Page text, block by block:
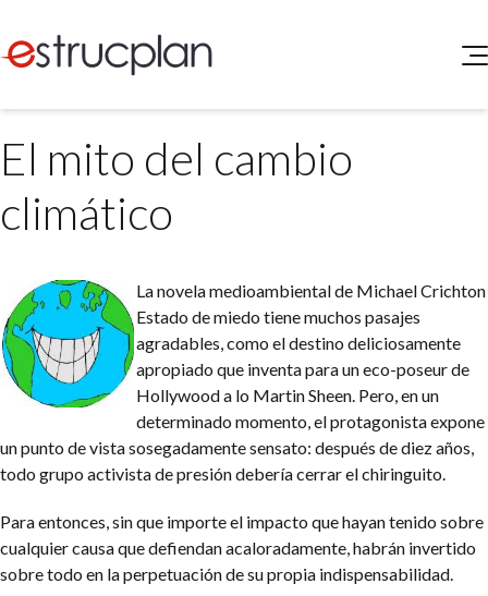
SERVICIOS
Medio Ambiente
INGRESAR
Buscador de Legislación
Matriz Premium
Matriz Profesional
El mito del cambio
climático
La novela medioambiental de Michael Crichton
Estado de miedo tiene muchos pasajes
agradables, como el destino deliciosamente
apropiado que inventa para un eco-poseur de
Hollywood a lo Martin Sheen. Pero, en un
determinado momento, el protagonista expone
un punto de vista sosegadamente sensato: después de diez años,
todo grupo activista de presión debería cerrar el chiringuito.
Para entonces, sin que importe el impacto que hayan tenido sobre
cualquier causa que defiendan acaloradamente, habrán invertido
sobre todo en la perpetuación de su propia indispensabilidad.